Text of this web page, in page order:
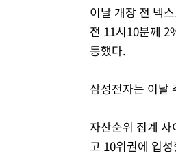
이날 개장 전 넥
전 11시10분께
등했다.
삼성전자는 이날
자산순위 집계
고 10위권에 입